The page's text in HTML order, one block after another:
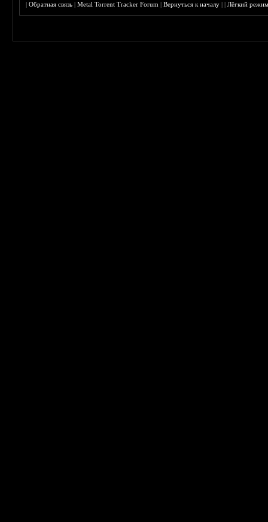
|Обратная связь |Metal Torrent Tracker Forum |Вернуться к началу ||Лёгкий